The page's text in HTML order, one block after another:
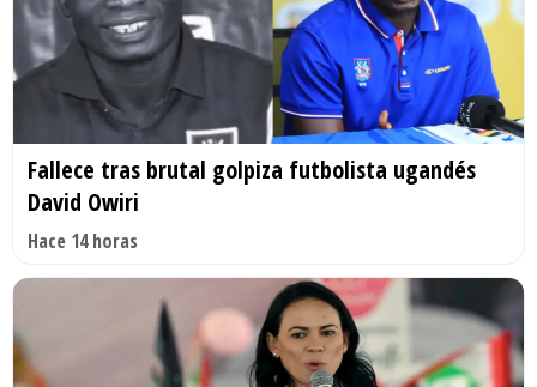
Fallece tras brutal golpiza futbolista ugandés
David Owiri
Hace 14 horas